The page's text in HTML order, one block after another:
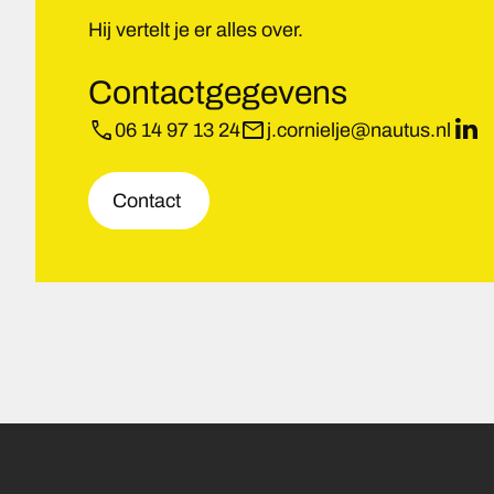
Hij vertelt je er alles over.
Contactgegevens
phone06 14 97 13 24mailj.cornielje@nautus.nl
Contact